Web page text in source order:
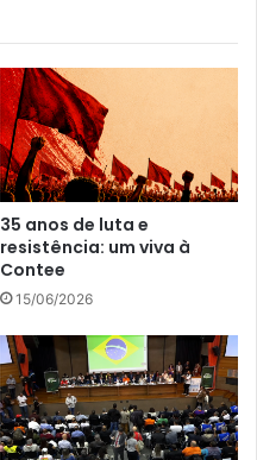
35 anos de luta e
resistência: um viva à
Contee
15/06/2026